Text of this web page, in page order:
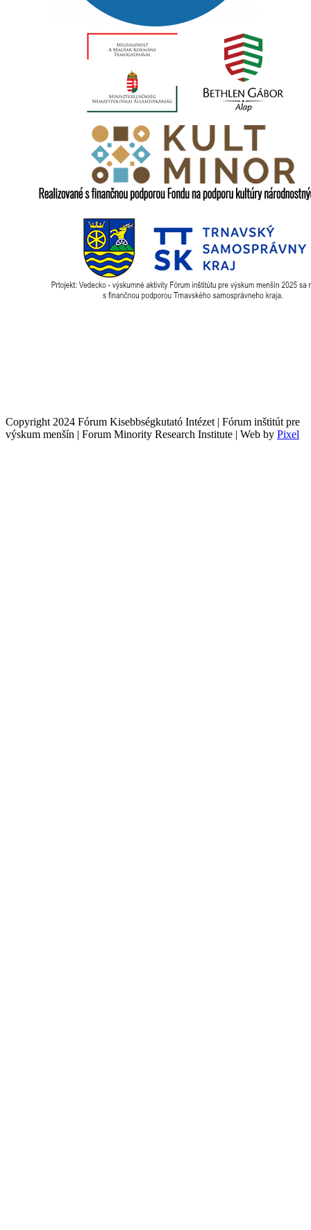
Copyright 2024 Fórum Kisebbségkutató Intézet | Fórum inštitút pre
výskum menšín | Forum Minority Research Institute | Web by Pixel